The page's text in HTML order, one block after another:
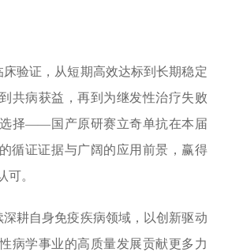
床验证，从短期高效达标到长期稳定
共病获益，再到为继发性治疗失败
择——国产原研赛立奇单抗在本届
循证证据与广阔的应用前景，赢得
可。
深耕自身免疫疾病领域，以创新驱动
病学事业的高质量发展贡献更多力